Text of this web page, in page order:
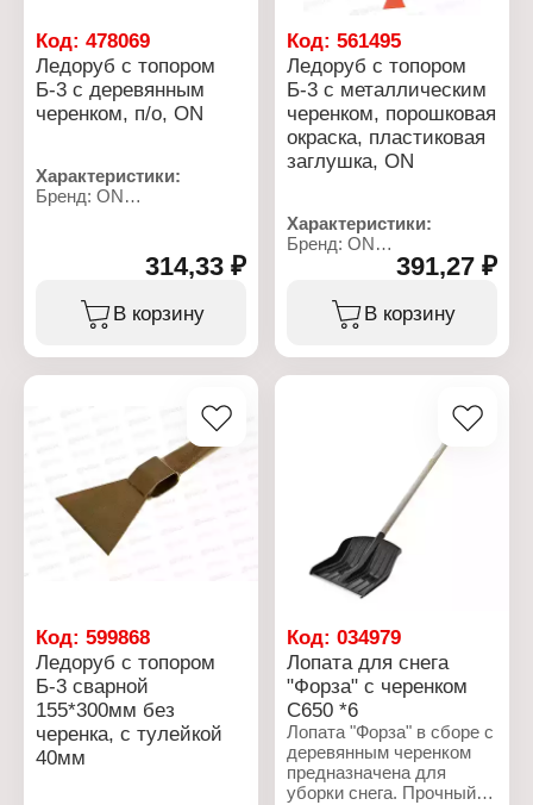
Код: 478069
Ледоруб с топором
Б-3 с деревянным
черенком, п/о, ON
Характеристики:
Бренд: ON
Вариация: с топором
Длина: 1400 мм
Ширина: 145 мм
Материал рабочей
части: металл
Цвет: порошковое
окрашивание
Вес: 1,2 кг
314,33 ₽
В корзину
Код:561495
Ледоруб с топором
Б-3 с металлическим
черенком, порошковая
окраска, пластиковая
заглушка, ON
Характеристики:
Бренд: ON
Артикул: 24-03-022
Тип товара: Ледоруб
Вариация: с топором
Модель: Б-3
Вид окраски: порошковая
Материал рабочей
391,27 ₽
В корзину
Код: 599868
Ледоруб с топором
Б-3 сварной
155*300мм без
черенка, с тулейкой
40мм
Код:034979
Лопата для снега
"Форза" с черенком
С650 *6
Лопата "Форза" в сборе с
деревянным черенком
предназначена для
уборки снега. Прочный